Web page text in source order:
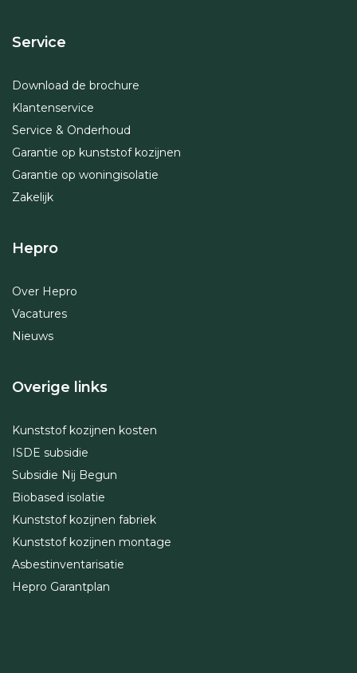
Service
Download de brochure
Klantenservice
Service & Onderhoud
Garantie op kunststof kozijnen
Garantie op woningisolatie
Zakelijk
Hepro
Over Hepro
Vacatures
Nieuws
Overige links
Kunststof kozijnen kosten
ISDE subsidie
Subsidie Nij Begun
Biobased isolatie
Kunststof kozijnen fabriek
Kunststof kozijnen montage
Asbestinventarisatie
Hepro Garantplan